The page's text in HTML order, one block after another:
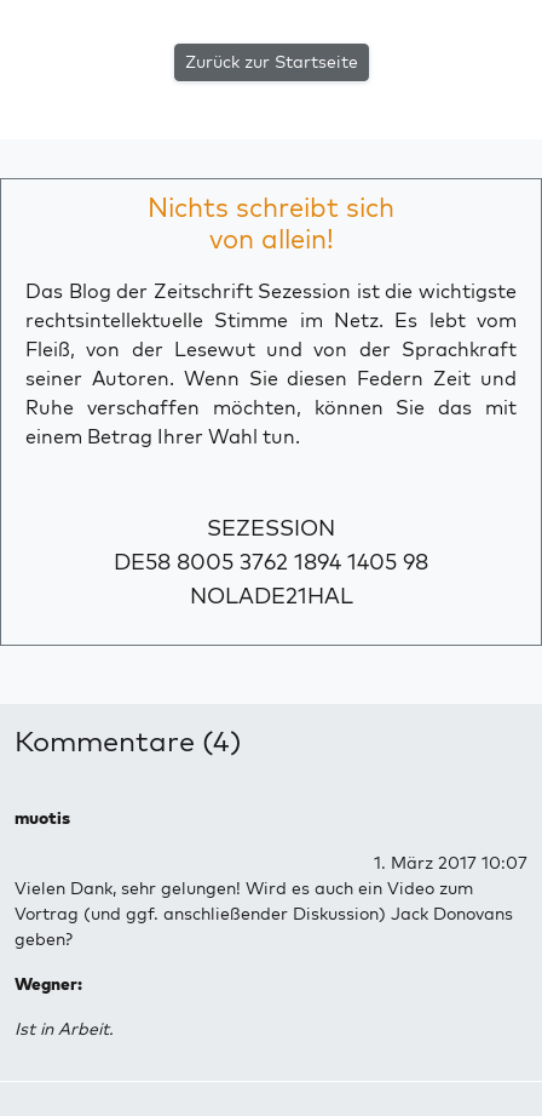
Zurück zur Startseite
Nichts schreibt sich
von allein!
Das Blog der Zeitschrift Sezession ist die wichtigste
rechtsintellektuelle Stimme im Netz. Es lebt vom
Fleiß, von der Lesewut und von der Sprachkraft
seiner Autoren. Wenn Sie diesen Federn Zeit und
Ruhe verschaffen möchten, können Sie das mit
einem Betrag Ihrer Wahl tun.
SEZESSION
DE58 8005 3762 1894 1405 98
NOLADE21HAL
Kommentare (4)
muotis
1. März 2017 10:07
Vielen Dank, sehr gelungen! Wird es auch ein Video zum
Vortrag (und ggf. anschließender Diskussion) Jack Donovans
geben?
Wegner:
Ist in Arbeit.